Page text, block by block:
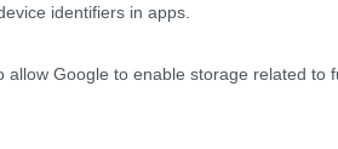
identifiers in apps.
allow Google to enable storage related to
in camper
- 31/07/2021 (22 giorni)